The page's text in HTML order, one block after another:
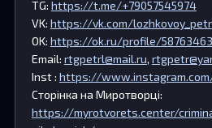
TG: https://t.me/+79057545974
VK: https://vk.com/lozhkovoy_petr
OK: https://ok.ru/profile/
Email: rtgpetrl@mail.ru,
Inst : https://
Сторінка на Миротворці:
https://myrotvorets.center/